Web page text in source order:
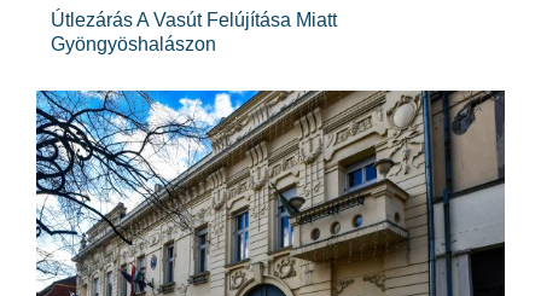
Útlezárás A Vasút Felújítása Miatt
Gyöngyöshalászon